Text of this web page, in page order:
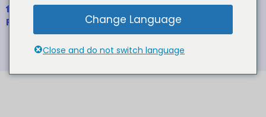
Accueil
Pour la cartouche de toner Samsung MLT-D106S
Change Language
Close and do not switch language